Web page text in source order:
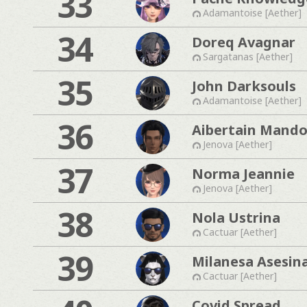
Adamantoise [Aether]
34 Doreq Avagnar
Sargatanas [Aether]
35 John Darksouls
Adamantoise [Aether]
36 Aibertain Mando
Jenova [Aether]
37 Norma Jeannie
Jenova [Aether]
38 Nola Ustrina
Cactuar [Aether]
39 Milanesa
Cactuar [Aether]